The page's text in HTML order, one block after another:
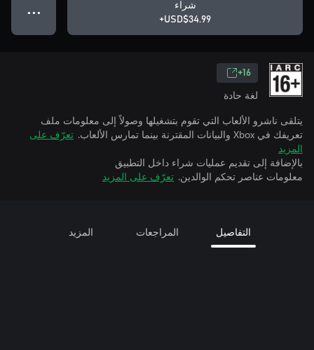
شراء
USD$34.99+
● ● ●
16+
لغة حادة
يتلقى ناشرو الألعاب التي تقوم بتشغيلها وصولاً إلى معلومات ملف
تعريفك في Xbox والبيانات المقترنة بينما تمارس الألعاب.
تعرّف على
المزيد
بالإضافة إلى تقديم عمليات شراء داخل التطبيق
معلومات عناصر تحكم الوالدين. تعرّف على المزيد
التفاصيل المراجعات المزيد